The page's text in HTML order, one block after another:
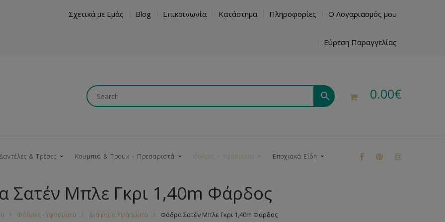
Σχετικά με Εμάς Blog Επικοινωνία Κατάστημα Πληροφορίες Ο Λογαριασμός μου
Εύρεση Παραγγελίας
0.00€
Κουμπώματα Νήματα
& Τρέσες
Βαμβακερές Κρόσια
Κουμπιά & Τρουκ – Πρεσαριστά
Ξύλινα Τρούκ
Φόδρες – Υφάσματα Εποχιακά Είδη
Σατέν Μπλε Γκρι 1,40m Φάρδος
Φόδρες - Υφάσματα Διάφορα Υφάσματα Φόδρα Σατέν Μπλε Γκρι 1,40m Φάρδος